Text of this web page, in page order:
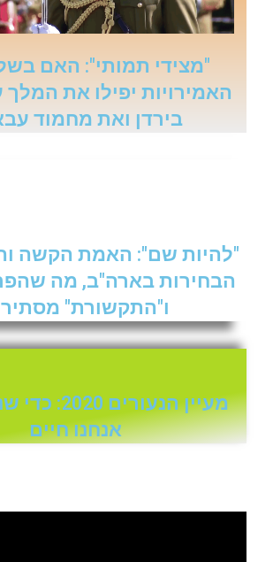
"מצידי תמותי": האם
האמירויות יפילו את
בירדן ואת מחמוד
"להיות שם": האמת הקשה
הבחירות בארה"ב, מה
ו"התקשורת"
מעיין
אנחנו חיים